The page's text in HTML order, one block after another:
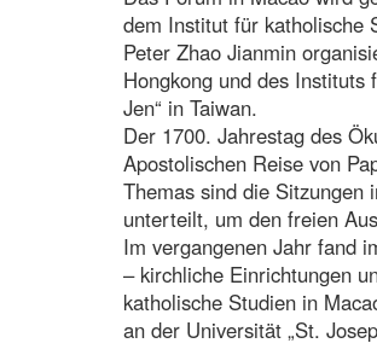
dem Institut für katholische
Peter Zhao Jianmin
Hongkong und des Instituts
Jen“ in Taiwan.
Der 1700. Jahrestag des
Apostolischen Reise von
Themas sind die Sitzungen
unterteilt, um den freien
Im vergangenen Jahr fand
– kirchliche Einrichtungen
katholische Studien in
an der Universität „St.